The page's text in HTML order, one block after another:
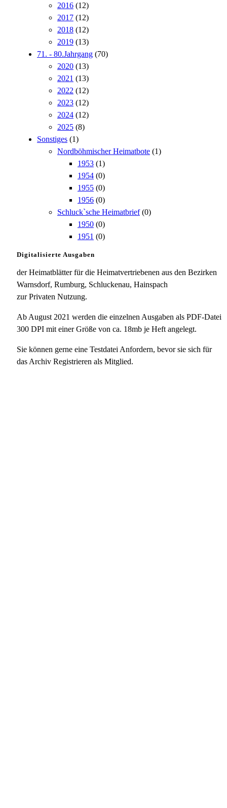
2016 (12)
2017 (12)
2018 (12)
2019 (13)
71. - 80.Jahrgang (70)
2020 (13)
2021 (13)
2022 (12)
2023 (12)
2024 (12)
2025 (8)
Sonstiges (1)
Nordböhmischer Heimatbote (1)
1953 (1)
1954 (0)
1955 (0)
1956 (0)
Schluck`sche Heimatbrief (0)
1950 (0)
1951 (0)
Digitalisierte Ausgaben
der Heimatblätter für die Heimatvertriebenen aus den Bezirken
Warnsdorf, Rumburg, Schluckenau, Hainspach
zur Privaten Nutzung.
Ab August 2021 werden die einzelnen Ausgaben als PDF-Datei
300 DPI mit einer Größe von ca. 18mb je Heft angelegt.
Sie können gerne eine Testdatei Anfordern, bevor sie sich für
das Archiv Registrieren als Mitglied.